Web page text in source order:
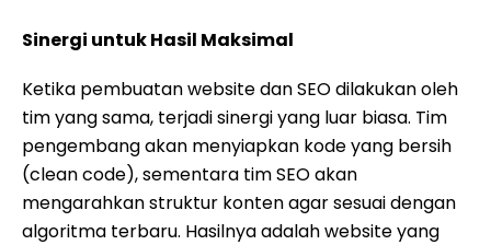
Sinergi untuk Hasil Maksimal
Ketika pembuatan website dan SEO dilakukan oleh
tim yang sama, terjadi sinergi yang luar biasa. Tim
pengembang akan menyiapkan kode yang bersih
(clean code), sementara tim SEO akan
mengarahkan struktur konten agar sesuai dengan
algoritma terbaru. Hasilnya adalah website yang